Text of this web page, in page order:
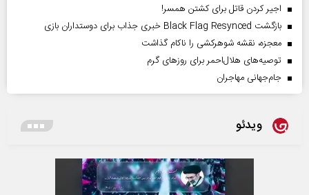
اجیر کردن قاتل برای کشتن همسر!
بازگشت Black Flag Resynced خبری جذاب برای دوستداران بازی
معجزه، نقشه شوهرکشی را ناکام گذاشت
توصیه‌های هلال‌احمر برای روز‌های گرم
جام‌جهانی مهاجران
ویدئو